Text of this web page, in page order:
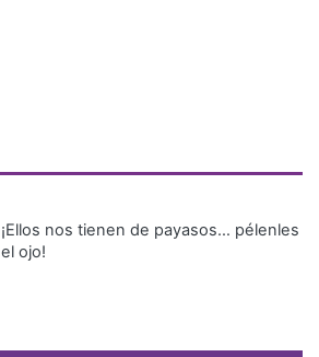
¡Ellos nos tienen de payasos… pélenles
el ojo!